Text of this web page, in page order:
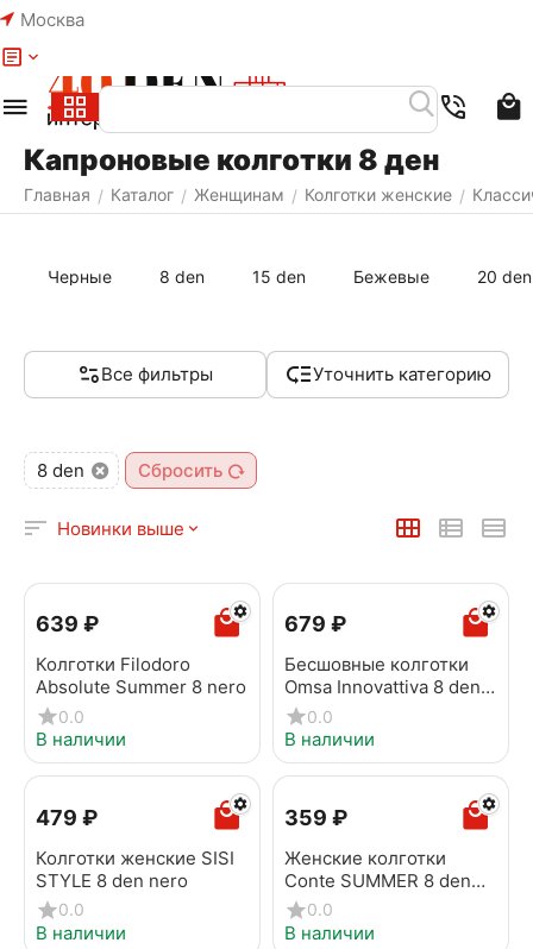
Москва
Капроновые колготки 8 ден
Главная / Каталог / Женщинам / Колготки женские /
Черные 8 den 15 den Бежевые 20 den
Все фильтры Уточнить категорию
8 den Сбросить
Новинки выше
‍639‍ ₽
Колготки Filodoro
Absolute Summer 8 nero
0.0
В наличии
‍679‍ ₽
Бесшовные колготки
Omsa Innovattiva 8 den
nero0.0
В наличии
‍479‍ ₽
Колготки женские SISI
STYLE 8 den nero
0.0
В наличии
‍359‍ ₽
Женские колготки
Conte SUMMER 8 den
natural
0.0
В наличии